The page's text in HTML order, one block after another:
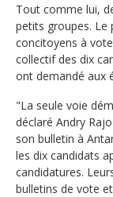
Tout comme lui,
petits groupes. Le
concitoyens à
collectif des dix
ont demandé aux
"La seule voie
déclaré Andry
son bulletin à
les dix candidats
candidatures.
bulletins de vote